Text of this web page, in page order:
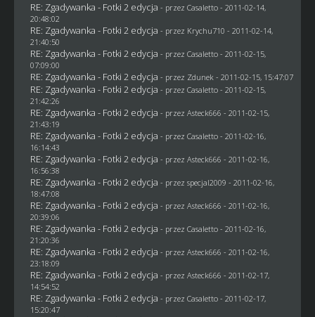
RE: Zgadywanka - Fotki 2 edycja - przez Casaletto- 2011-02-14,
20:48:02
RE: Zgadywanka - Fotki 2 edycja - przez Krychu710 - 2011-02-14,
21:40:50
RE: Zgadywanka - Fotki 2 edycja - przez Casaletto- 2011-02-15,
07:09:00
RE: Zgadywanka - Fotki 2 edycja - przez Zdunek - 2011-02-15, 15:47:07
RE: Zgadywanka - Fotki 2 edycja - przez Casaletto- 2011-02-15,
21:42:26
RE: Zgadywanka - Fotki 2 edycja - przez Asteck666 - 2011-02-15,
21:43:19
RE: Zgadywanka - Fotki 2 edycja - przez Casaletto- 2011-02-16,
16:14:43
RE: Zgadywanka - Fotki 2 edycja - przez Asteck666 - 2011-02-16,
16:56:38
RE: Zgadywanka - Fotki 2 edycja - przez specjal2009 - 2011-02-16,
18:47:08
RE: Zgadywanka - Fotki 2 edycja - przez Asteck666 - 2011-02-16,
20:39:06
RE: Zgadywanka - Fotki 2 edycja - przez Casaletto- 2011-02-16,
21:20:36
RE: Zgadywanka - Fotki 2 edycja - przez Asteck666 - 2011-02-16,
23:18:09
RE: Zgadywanka - Fotki 2 edycja - przez Asteck666 - 2011-02-17,
14:54:52
RE: Zgadywanka - Fotki 2 edycja - przez Casaletto- 2011-02-17,
15:20:47